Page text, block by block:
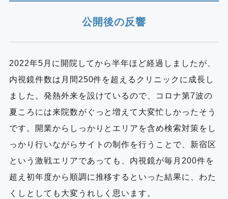
公開後の反響
2022年5月に開院してから半年ほど経過しましたが、
内視鏡件数は月間250件を超えるクリニックに成長し
ました。発熱外来を設けているので、コロナ第7波の
夏ころには来院数がぐっと増えて大変忙しかったそう
です。開業からしっかりとエリアを含め検索対策をし
っかり行いながらサイトの制作を行うことで、新宿区
という激戦エリアであっても、内視鏡が毎月200件を
超え初年度から順調に推移するといった結果に、わた
くしとしても大変うれしく思います。